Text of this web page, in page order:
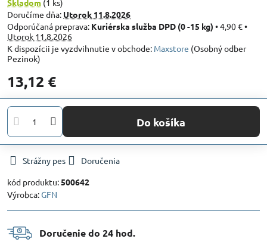
Skladom (1 ks)
Doručíme dňa: Utorok 11.8.2026
Kuriérska služba DPD (0 -15 kg) •4,90 €•
Utorok 11.8.2026
Maxstore (Osobný odber
Pezinok)
13,12 €
Do košíka
Strážny pes
Doručenia
kód produktu:500642
Výrobca:GFN
Doručenie do 24 hod​.